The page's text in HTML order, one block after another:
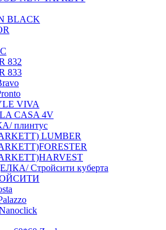
BLACK
832
833
VIVA
CASA 4V
плинтус
LUMBER
Стройсити куберта